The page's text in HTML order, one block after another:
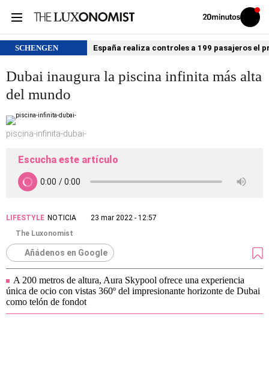
Volver
Iniciar
sesión
SCHENGEN España realiza controles a 199 pasajeros el
Dubai inaugura la piscina infinita más alta
del mundo
piscina-infinita-dubai-
Escucha este artículo
LIFESTYLE NOTICIA
23 mar 2022 - 12:57
The Luxonomist
Añádenos en Google
A 200 metros de altura, Aura Skypool ofrece una experiencia
única de ocio con vistas 360º del impresionante horizonte de Dubai
como telón de fondot